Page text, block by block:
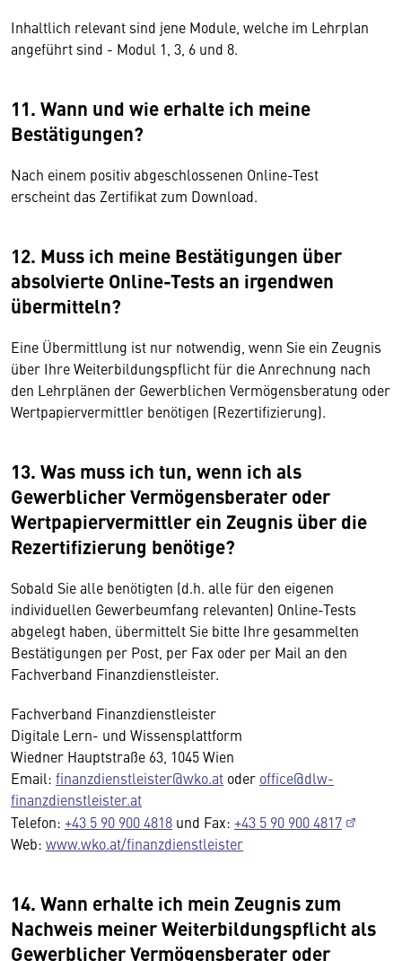
Inhaltlich relevant sind jene Module, welche im Lehrplan
angeführt sind - Modul 1, 3, 6 und 8.
11. Wann und wie erhalte ich meine
Bestätigungen?
Nach einem positiv abgeschlossenen Online-Test
erscheint das Zertifikat zum Download.
12. Muss ich meine Bestätigungen über
absolvierte Online-Tests an irgendwen
übermitteln?
Eine Übermittlung ist nur notwendig, wenn Sie ein Zeugnis
über Ihre Weiterbildungspflicht für die Anrechnung nach
den Lehrplänen der Gewerblichen Vermögensberatung oder
Wertpapiervermittler benötigen (Rezertifizierung).
13. Was muss ich tun, wenn ich als
Gewerblicher Vermögensberater oder
Wertpapiervermittler ein Zeugnis über die
Rezertifizierung benötige?
Sobald Sie alle benötigten (d.h. alle für den eigenen
individuellen Gewerbeumfang relevanten) Online-Tests
abgelegt haben, übermittelt Sie bitte Ihre gesammelten
Bestätigungen per Post, per Fax oder per Mail an den
Fachverband Finanzdienstleister.
Fachverband Finanzdienstleister
Digitale Lern- und Wissensplattform
Wiedner Hauptstraße 63, 1045 Wien
Email: finanzdienstleister@wko.at oder office@dlw-
finanzdienstleister.at
Telefon: +43 5 90 900 4818 und Fax: +43 5 90 900 4817
Web: www.wko.at/finanzdienstleister
14. Wann erhalte ich mein Zeugnis zum
Nachweis meiner Weiterbildungspflicht als
Gewerblicher Vermögensberater oder